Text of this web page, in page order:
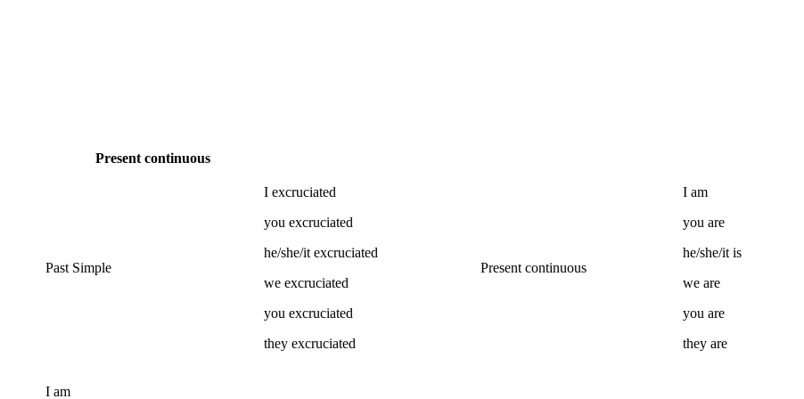
Present continuous
Past Simple
I excruciated
you excruciated
he/she/it excruciated
we excruciated
you excruciated
they excruciated
Present continuous
I am
you are
he/she/it is
we are
you are
they are
I am